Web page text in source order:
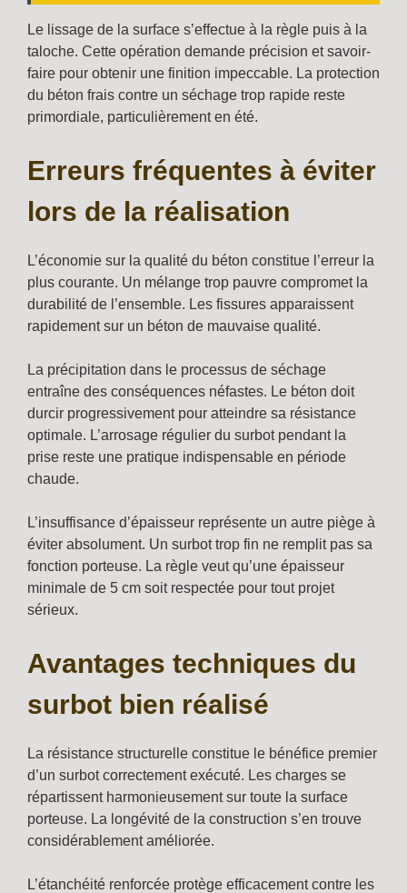
Le lissage de la surface s’effectue à la règle puis à la
taloche. Cette opération demande précision et savoir-
faire pour obtenir une finition impeccable. La protection
du béton frais contre un séchage trop rapide reste
primordiale, particulièrement en été.
Erreurs fréquentes à éviter
lors de la réalisation
L’économie sur la qualité du béton constitue l’erreur la
plus courante. Un mélange trop pauvre compromet la
durabilité de l’ensemble. Les fissures apparaissent
rapidement sur un béton de mauvaise qualité.
La précipitation dans le processus de séchage
entraîne des conséquences néfastes. Le béton doit
durcir progressivement pour atteindre sa résistance
optimale. L’arrosage régulier du surbot pendant la
prise reste une pratique indispensable en période
chaude.
L’insuffisance d’épaisseur représente un autre piège à
éviter absolument. Un surbot trop fin ne remplit pas sa
fonction porteuse. La règle veut qu’une épaisseur
minimale de 5 cm soit respectée pour tout projet
sérieux.
Avantages techniques du
surbot bien réalisé
La résistance structurelle constitue le bénéfice premier
d’un surbot correctement exécuté. Les charges se
répartissent harmonieusement sur toute la surface
porteuse. La longévité de la construction s’en trouve
considérablement améliorée.
L’étanchéité renforcée protège efficacement contre les